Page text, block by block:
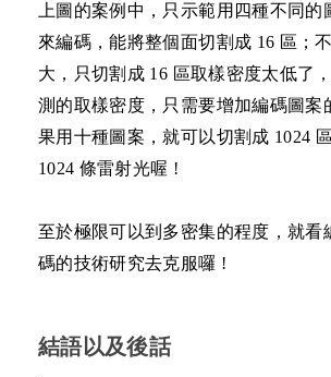
上圖的案例中，只示範用四種不同的
來編碼，能將整個面切割成 16 區；
大，只切割成 16 區取樣密度太低了
測的取樣密度，只需要增加編碼圖案
果用十種圖案，就可以切割成 1024
1024 條雷射光喔 !
至於極限可以到多密集的程度，就看
碼的技術研究去克服囉 !
結語以及後話